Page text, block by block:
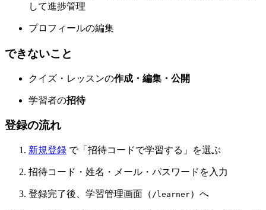
して進捗管理
プロフィールの編集
できないこと
クイズ・レッスンの作成・編集・公開
学習者の招待
登録の流れ
新規登録 で「招待コードで学習する」を選ぶ
招待コード・姓名・メール・パスワードを入力
登録完了後、学習管理画面（ /learner）へ